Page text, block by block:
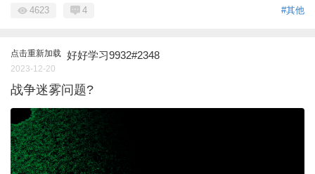
#其他
4623 4
点击重新加载 好好学习9932#2348
2023-12-20
战争迷雾问题?